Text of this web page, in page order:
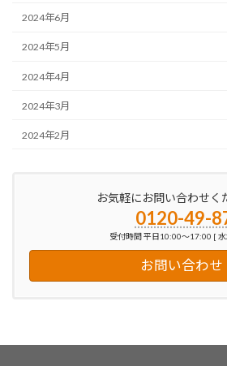
2024年6月
2024年5月
2024年4月
2024年3月
2024年2月
お気軽にお問い合わせく
0120-49-
受付時間 平日10:00～17:00 [ 水
お問い合わせ